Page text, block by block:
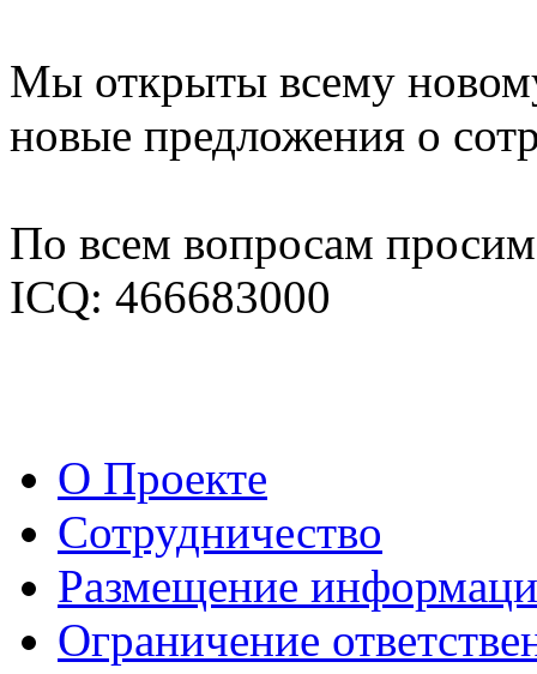
Мы открыты всему
новые предложения о
По всем вопросам
ICQ: 466683000
О Проекте
Сотрудничество
Размещение
Ограничение